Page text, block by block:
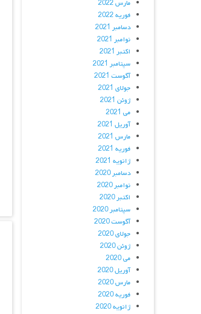
مارس 2022
فوریه 2022
دسامبر 2021
نوامبر 2021
اکتبر 2021
سپتامبر 2021
آگوست 2021
جولای 2021
ژوئن 2021
می 2021
آوریل 2021
مارس 2021
فوریه 2021
ژانویه 2021
دسامبر 2020
نوامبر 2020
اکتبر 2020
سپتامبر 2020
آگوست 2020
جولای 2020
ژوئن 2020
می 2020
آوریل 2020
مارس 2020
فوریه 2020
ژانویه 2020